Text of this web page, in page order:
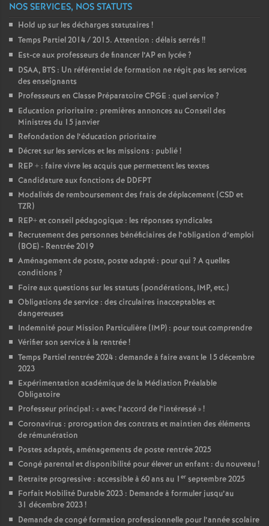
o
u
r
s
NOS SERVICES, NOS STATUTS
Hold up sur les décharges statutaires !
Temps Partiel 2014 / 2015. Attention : délais serrés !!
Est-ce aux professeurs de financer l’AP en lycée?
DSAA, BTS : Un référentiel de formation ne régit pas les services
des enseignants
Professeurs en Classe Préparatoire CPGE : quel service?
Education prioritaire : premières annonces au Conseil des
Ministres du 15 janvier
Refondation de l’éducation prioritaire
Décret sur les services et les missions : publié!
REP + : faire vivre les acquis que permettent les textes
Candidature aux fonctions de DDFPT
Modalités de remboursement des frais de déplacement (CSD et
TZR)
REP+ et conseil pédagogique : les réponses syndicales
Recrutement des personnes bénéficiaires de l’obligation d’emploi
(BOE) - Rentrée 2019
Aménagement de poste, poste adapté : pour qui ? A quelles
conditions ?
Foire aux questions sur les statuts (pondérations, IMP, etc.)
Obligations de service : des circulaires inacceptables et
dangereuses
Indemnité pour Mission Particulière (IMP) : pour tout comprendre
Vérifier son service à la rentrée!
Temps Partiel rentrée 2024 : demande à faire avant le 15 décembre
2023
Expérimentation académique de la Médiation Préalable
Obligatoire
Professeur principal : «avec l’accord de l’intéressé»!
Coronavirus : prorogation des contrats et maintien des éléments
de rémunération
Postes adaptés, aménagements de poste rentrée 2025
Congé parental et disponibilité pour élever un enfant : du nouveau!
Retraite progressive : accessible à 60 ans au 1 er septembre 2025
Forfait Mobilité Durable 2023 : Demande à formuler jusqu’au
31 décembre 2023!
Demande de congé formation professionnelle pour l’année scolaire